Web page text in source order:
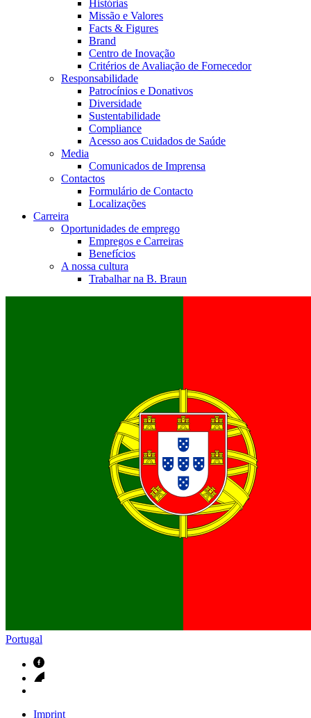
Histórias
Missão e Valores
Facts & Figures
Brand
Centro de Inovação
Critérios de Avaliação de Fornecedor
Responsabilidade
Patrocínios e Donativos
Diversidade
Sustentabilidade
Compliance
Acesso aos Cuidados de Saúde
Media
Comunicados de Imprensa
Contactos
Formulário de Contacto
Localizações
Carreira
Oportunidades de emprego
Empregos e Carreiras
Benefícios
A nossa cultura
Trabalhar na B. Braun
Portugal
Imprint